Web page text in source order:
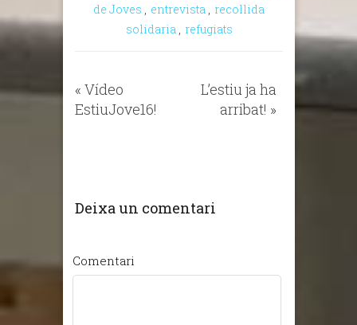
de Joves
entrevista
recollida
solidaria
refugiats
« Vídeo
EstiuJove16!
L’estiu ja ha
arribat! »
Deixa un comentari
Comentari